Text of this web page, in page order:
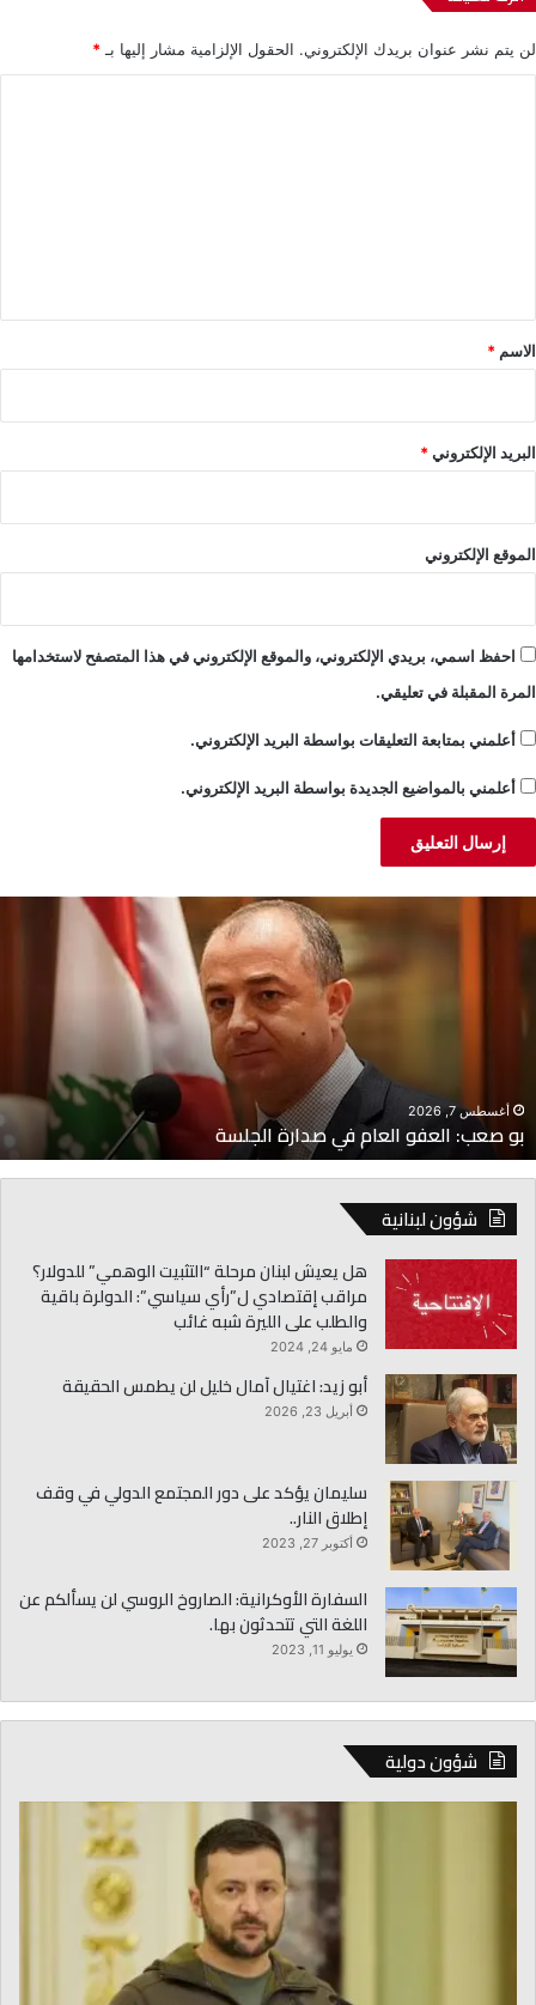
لن يتم نشر عنوان بريدك الإلكتروني. الحقول الإلزامية مشار إليها بـ*
*
الاسم *
البريد الإلكتروني*
الموقع الإلكتروني
احفظ اسمي، بريدي الإلكتروني، والموقع الإلكتروني في هذا المتصفح لاستخدامها
المرة المقبلة في تعليقي.
أعلمني بمتابعة التعليقات بواسطة البريد الإلكتروني.
أعلمني بالمواضيع الجديدة بواسطة البريد الإلكتروني.
صعب:
أغسطس 7, 2026
بو صعب: العفو العام في صدارة الجلسة
شؤون لبنانية
هل يعيش لبنان مرحلة “التثبيت الوهمي” للدولار؟
مراقب إقتصادي ل”رأي سياسي”: الدولرة باقية
والطلب على الليرة شبه غائب
مايو 24, 2024
أبو زيد: اغتيال آمال خليل لن يطمس الحقيقة
أبريل 23, 2026
سليمان يؤكد على دور المجتمع الدولي في وقف
إطلاق النار..
أكتوبر 27, 2023
السفارة الأوكرانية: الصاروخ الروسي لن يسألكم عن
اللغة التي تتحدثون بها.
يوليو 11, 2023
شؤون دولية